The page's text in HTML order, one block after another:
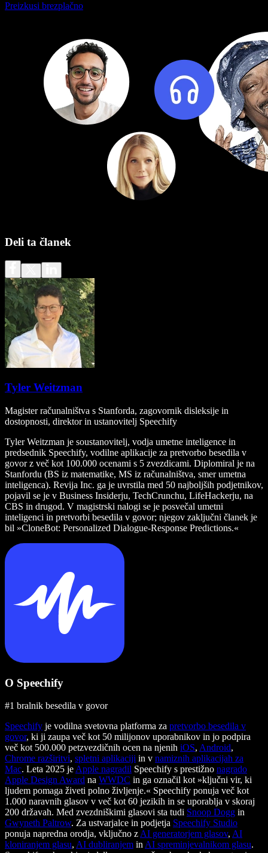
Preizkusi brezplačno
Deli ta članek
Tyler Weitzman
Magister računalništva s Stanforda, zagovornik disleksije in
dostopnosti, direktor in ustanovitelj Speechify
Tyler Weitzman je soustanovitelj, vodja umetne inteligence in
predsednik Speechify, vodilne aplikacije za pretvorbo besedila v
govor z več kot 100.000 ocenami s 5 zvezdicami. Diplomiral je na
Stanfordu (BS iz matematike, MS iz računalništva, smer umetna
inteligenca). Revija Inc. ga je uvrstila med 50 najboljših podjetnikov,
pojavil se je v Business Insiderju, TechCrunchu, LifeHackerju, na
CBS in drugod. V magistrski nalogi se je posvečal umetni
inteligenci in pretvorbi besedila v govor; njegov zaključni članek je
bil »CloneBot: Personalized Dialogue-Response Predictions.«
O Speechify
#1 bralnik besedila v govor
Speechify je vodilna svetovna platforma za pretvorbo besedila v
govor, ki ji zaupa več kot 50 milijonov uporabnikov in jo podpira
več kot 500.000 petzvezdičnih ocen na njenih iOS, Android,
Chrome razširitvi, spletni aplikaciji in v namiznih aplikacijah za
Mac. Leta 2025 je Apple nagradil Speechify s prestižno nagrado
Apple Design Award na WWDC in ga označil kot »ključni vir, ki
ljudem pomaga živeti polno življenje.« Speechify ponuja več kot
1.000 naravnih glasov v več kot 60 jezikih in se uporablja v skoraj
200 državah. Med zvezdniškimi glasovi sta tudi Snoop Dogg in
Gwyneth Paltrow. Za ustvarjalce in podjetja Speechify Studio
ponuja napredna orodja, vključno z AI generatorjem glasov, AI
kloniranjem glasu, AI dubliranjem in AI spreminjevalnikom glasu.